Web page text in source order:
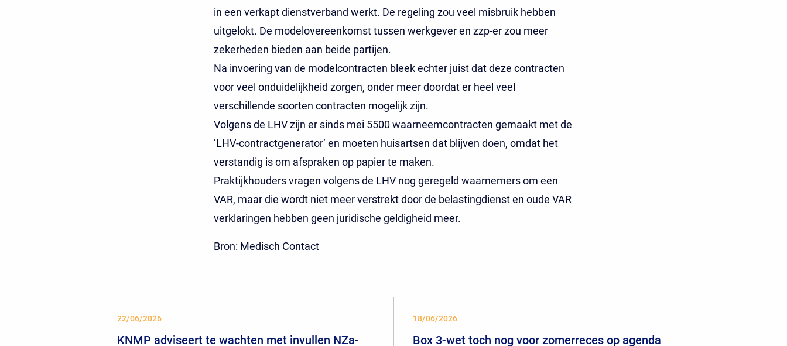
in een verkapt dienstverband werkt. De regeling zou veel misbruik hebben
uitgelokt. De modelovereenkomst tussen werkgever en zzp-er zou meer
zekerheden bieden aan beide partijen.
Na invoering van de modelcontracten bleek echter juist dat deze contracten
voor veel onduidelijkheid zorgen, onder meer doordat er heel veel
verschillende soorten contracten mogelijk zijn.
Volgens de LHV zijn er sinds mei 5500 waarneemcontracten gemaakt met de
‘LHV-contractgenerator’ en moeten huisartsen dat blijven doen, omdat het
verstandig is om afspraken op papier te maken.
Praktijkhouders vragen volgens de LHV nog geregeld waarnemers om een
VAR, maar die wordt niet meer verstrekt door de belastingdienst en oude VAR
verklaringen hebben geen juridische geldigheid meer.
Bron: Medisch Contact
22/06/2026
KNMP adviseert te wachten met invullen NZa-
18/06/2026
Box 3-wet toch nog voor zomerreces op agenda